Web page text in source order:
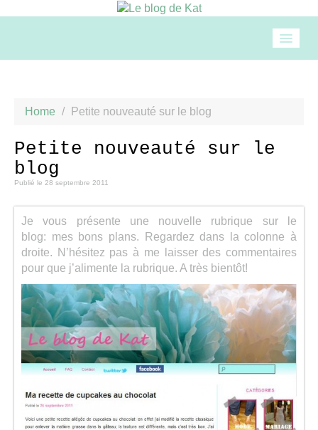
Beauté
Loisirs
Food & drinks
Cuisine
Séries
Map
Home / Petite nouveauté sur le blog
Petite nouveauté sur le
blog
Publié le 28 septembre 2011
Je vous présente une nouvelle rubrique sur le
blog: mes bons plans. Regardez dans la colonne à
droite. N’hésitez pas à me laisser des commentaires
pour que j’alimente la rubrique. A très bientôt!